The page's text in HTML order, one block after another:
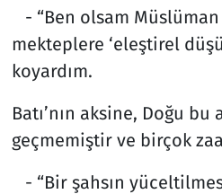
- “Ben olsam
mekteplere ‘eleştirel
koyardım.
Batı’nın aksine, Doğu bu
geçmemiştir ve birçok
- “Bir şahsın